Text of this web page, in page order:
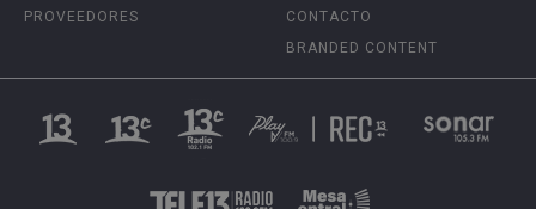
PROVEEDORES
CONTACTO
BRANDED CONTENT